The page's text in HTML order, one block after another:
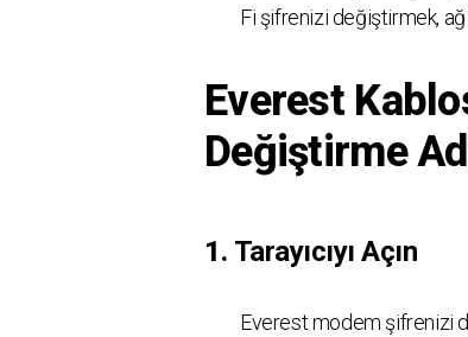
Fi şifrenizi değiştirmek, ağ
Everest
Değiştirme
1. Tarayıcıyı Açın
Everest modem şifrenizi